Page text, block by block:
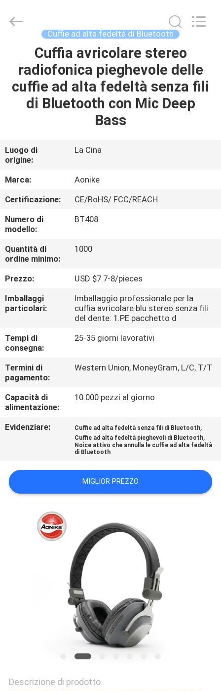
CASA
PRODOTTI
GIRO
DELLA
FABBRICA
CONTROLLO
DI
QUALITÀ
CONTATTICI
UNA
MAPPA
DEL
SITO
POLICY
Electronics
Co,ltd.
Cuffie ad alta fedeltà di Bluetooth
Cuffia avricolare stereo
radiofonica pieghevole delle
cuffie ad alta fedeltà senza fili
di Bluetooth con Mic Deep
Bass
Luogo di
origine:
La Cina
Marca:
Aonike
Certificazione:
CE/RoHS/ FCC/REACH
Numero di
modello:
BT408
Quantità di
ordine minimo:
1000
Prezzo:
USD $7.7-8/pieces
Imballaggi
particolari:
Imballaggio professionale per la
cuffia avricolare blu stereo senza fili
del dente: 1.PE pacchetto d
Tempi di
consegna:
25-35 giorni lavorativi
Termini di
pagamento:
Western Union, MoneyGram, L/C, T/T
Capacità di
alimentazione:
10.000 pezzi al giorno
Evidenziare: Cuffie ad alta fedeltà senza fili di Bluetooth,
Cuffie ad alta fedeltà pieghevoli di Bluetooth,
Noice attivo che annulla le cuffie ad alta fedeltà
di Bluetooth
MIGLIOR PREZZO
Descrizione di prodotto